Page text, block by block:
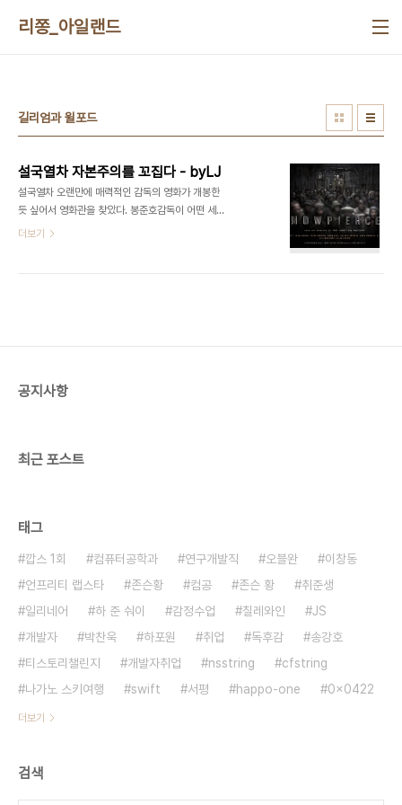
리쫑_아일랜드
길리엄과 윌포드
설국열차 자본주의를 꼬집다 - byLJ
설국열차 오랜만에 매력적인 감독의 영화가 개봉한
듯 싶어서 영화관을 찾았다. 봉준호감독이 어떤 세계
관을 갖고있는지에 대한 배경지식은 좀 부족하다. 하
벗어날 기회가 주어지기도 한다. 바이올린 연주를 할
더보기
공지사항
최근 포스트
태그
깝스 1회 컴퓨터공학과 연구개발직 오블완
이창동
언프리티 랩스타
존슨황 컴공 존슨 황
취준생
일리네어
하 준 숴이 감정수업 칠레와인
JS
개발자
박찬욱 하포원 취업 독후감
송강호
티스토리챌린지
개발자취업 nsstring
cfstring
나가노 스키여행
swift 서평 happo-one 0x0422
더보기
검색